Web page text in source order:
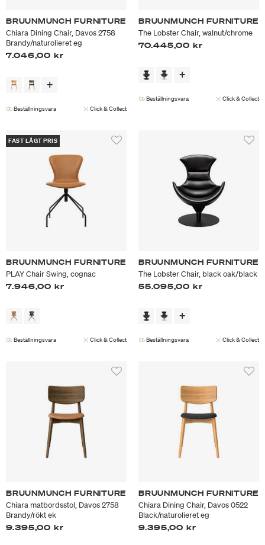
BRUUNMUNCH FURNITURE
Chiara Dining Chair, Davos 2758
Brandy/naturolieret eg
7.046,00 kr
Beställningsvara Click & Collect
BRUUNMUNCH FURNITURE
The Lobster Chair, walnut/chrome
70.445,00 kr
Beställningsvara Click & Collect
FAST LÅGT PRIS
BRUUNMUNCH FURNITURE
PLAY Chair Swing, cognac
7.946,00 kr
Beställningsvara Click & Collect
BRUUNMUNCH FURNITURE
The Lobster Chair, black oak/black
55.095,00 kr
Beställningsvara Click & Collect
BRUUNMUNCH FURNITURE
Chiara matbordsstol, Davos 2758
Brandy/rökt ek
9.395,00 kr
BRUUNMUNCH FURNITURE
Chiara Dining Chair, Davos 0522
Black/naturolieret eg
9.395,00 kr